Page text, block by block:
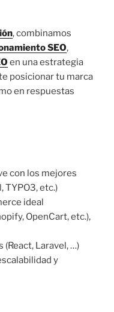
, combinamos
SEO,
en una estrategia
posicionar tu marca
en respuestas
con los mejores
TYPO3, etc.)
ideal
OpenCart, etc.),
Laravel, …)
y